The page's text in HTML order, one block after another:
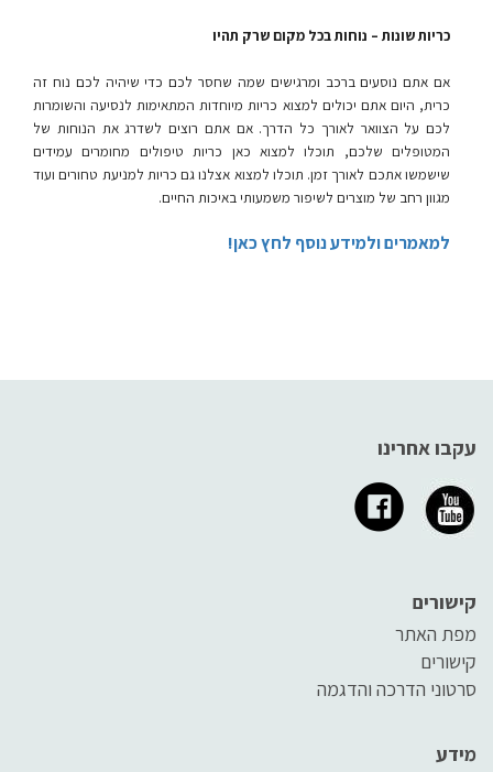
כריות שונות – נוחות בכל מקום שרק תהיו
אם אתם נוסעים ברכב ומרגישים שמה שחסר לכם כדי שיהיה לכם נוח זה
כרית, היום אתם יכולים למצוא כריות מיוחדות המתאימות לנסיעה והשומרות
לכם על הצוואר לאורך כל הדרך. אם אתם רוצים לשדרג את הנוחות של
המטופלים שלכם, תוכלו למצוא כאן כריות טיפולים מחומרים עמידים
שישמשו אתכם לאורך זמן. תוכלו למצוא אצלנו גם כריות למניעת טחורים ועוד
מגוון רחב של מוצרים לשיפור משמעותי באיכות החיים.
למאמרים ולמידע נוסף לחץ כאן!
עקבו אחרינו
קישורים
מפת האתר
קישורים
סרטוני הדרכה והדגמה
מידע